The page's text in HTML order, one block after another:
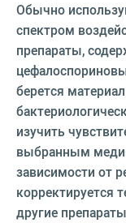
Обычно
спектром
препараты,
берется
изучить
выбранным
зависимости от
корректируется
другие